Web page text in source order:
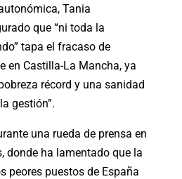
Tania
que “ni toda la
tapa el fracaso de
en Castilla-La Mancha, ya
récord y una sanidad
gestión”.
una rueda de prensa en
donde ha lamentado que la
peores puestos de España